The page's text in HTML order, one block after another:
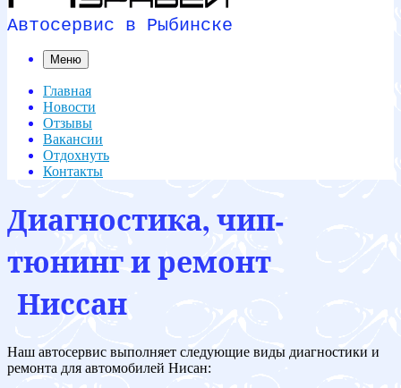
Автосервис в Рыбинске
Меню
Главная
Новости
Отзывы
Вакансии
Отдохнуть
Контакты
Диагностика, чип-
тюнинг и ремонт
Ниссан
Наш автосервис выполняет следующие виды диагностики и
ремонта для автомобилей Нисан: